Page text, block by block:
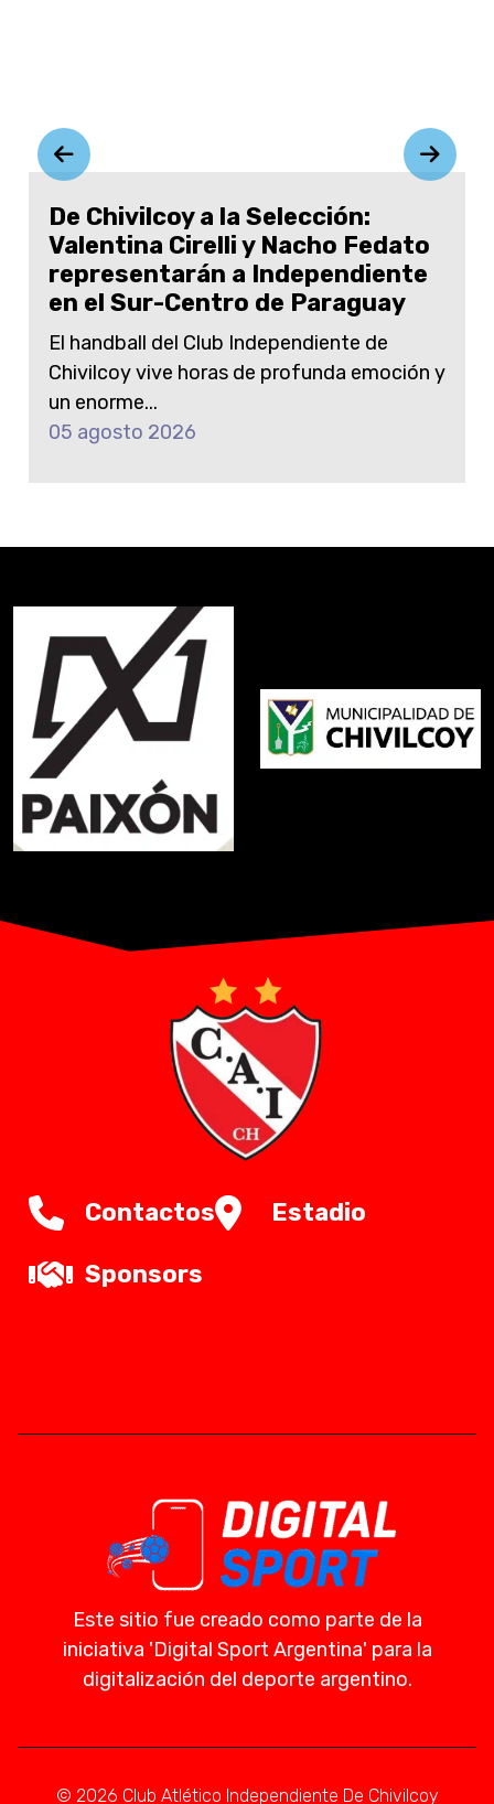
De Chivilcoy a la Selección:
Valentina Cirelli y Nacho Fedato
representarán a Independiente
en el Sur-Centro de Paraguay
El handball del Club Independiente de
Chivilcoy vive horas de profunda emoción y
un enorme...
05 agosto 2026
Contactos Estadio
Sponsors
Este sitio fue creado como parte de la
iniciativa 'Digital Sport Argentina' para la
digitalización del deporte argentino.
© 2026 Club Atlético Independiente De Chivilcoy